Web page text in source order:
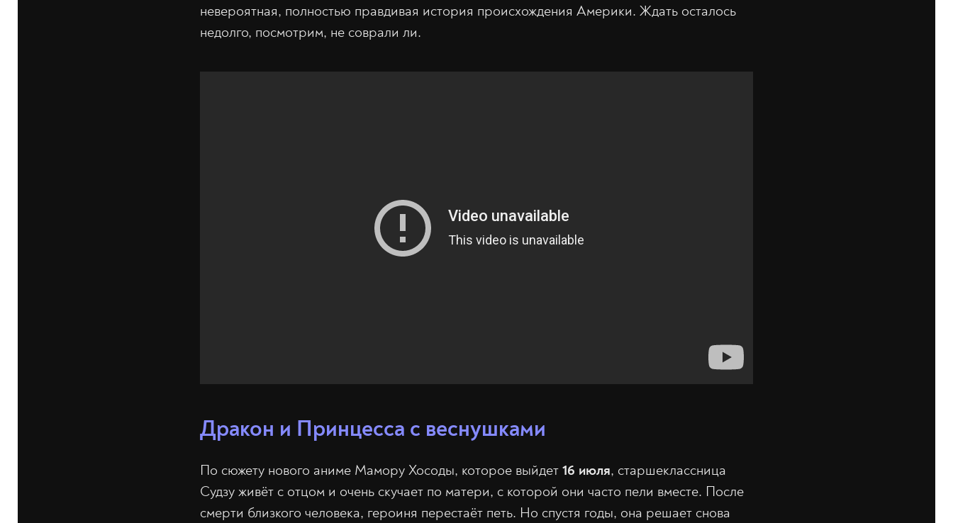
невероятная, полностью правдивая история происхождения Америки. Ждать осталось
недолго, посмотрим, не соврали ли.
Дракон и Принцесса с веснушками
По сюжету нового аниме Мамору Хосоды, которое выйдет 16 июля, старшеклассница
Судзу живёт с отцом и очень скучает по матери, с которой они часто пели вместе. После
смерти близкого человека, героиня перестаёт петь. Но спустя годы, она решает снова